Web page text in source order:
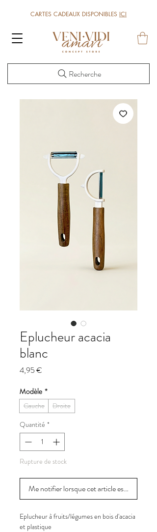
CARTES CADEAUX DISPONIBLES ICI
Recherche
Eplucheur acacia
blanc
4,95 €
Modèle *
Gauche
Droite
Quantité *
Rupture de stock
Me notifier lorsque cet article est disponible
Eplucheur à fruits/légumes en bois d'acacia
et plastique